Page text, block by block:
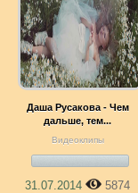
Даша Русакова - Чем
дальше, тем...
Видеоклипы
31.07.2014
5874